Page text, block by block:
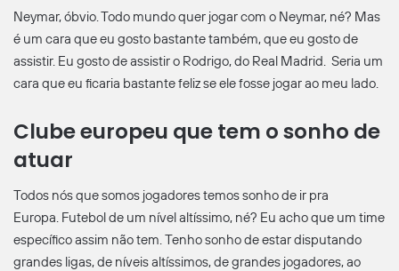
Neymar, óbvio. Todo mundo quer jogar com o Neymar, né? Mas
é um cara que eu gosto bastante também, que eu gosto de
assistir. Eu gosto de assistir o Rodrigo, do Real Madrid. Seria um
cara que eu ficaria bastante feliz se ele fosse jogar ao meu lado.
Clube europeu que tem o sonho de
atuar
Todos nós que somos jogadores temos sonho de ir pra
Europa. Futebol de um nível altíssimo, né? Eu acho que um time
específico assim não tem. Tenho sonho de estar disputando
grandes ligas, de níveis altíssimos, de grandes jogadores, ao